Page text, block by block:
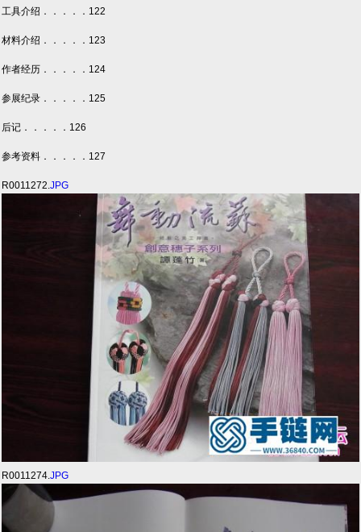
工具介绍．．．．．122
材料介绍．．．．．123
作者经历．．．．．124
参展纪录．．．．．125
后记．．．．．126
参考资料．．．．．127
R0011272.JPG
R0011274.JPG